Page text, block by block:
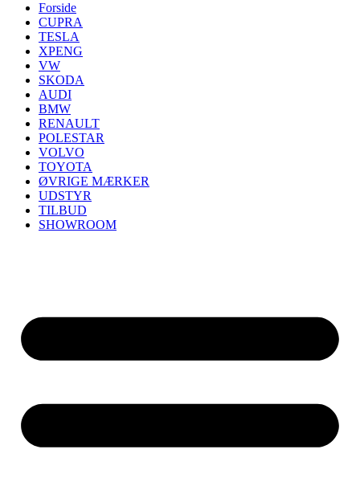
Forside
CUPRA
TESLA
XPENG
VW
SKODA
AUDI
BMW
RENAULT
POLESTAR
VOLVO
TOYOTA
ØVRIGE MÆRKER
UDSTYR
TILBUD
SHOWROOM